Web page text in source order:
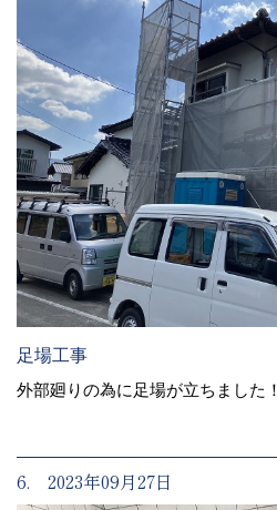
足場工事
外部廻りの為に足場が立ちました！
6. 2023年09月27日